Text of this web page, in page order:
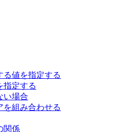
る値を指定する
指定する
い場合
を組み合わせる
関係